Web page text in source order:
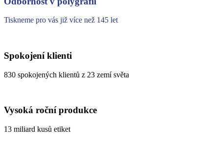
Tiskneme pro vás již více než 145 let
Spokojení klienti
830 spokojených klientů z 23 zemí světa
Vysoká roční produkce
13 miliard kusů etiket